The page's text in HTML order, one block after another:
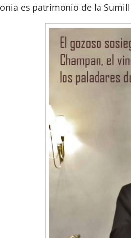
es patrimonio de la